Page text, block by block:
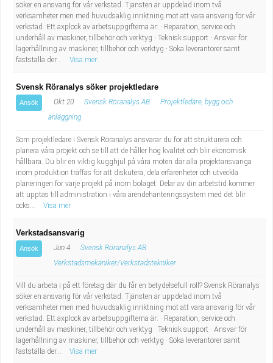
söker en ansvarig för vår verkstad. Tjänsten är uppdelad inom två
verksamheter men med huvudsaklig inriktning mot att vara ansvarig för vår
verkstad. Ett axplock av arbetsuppgifterna är: · Reparation, service och
underhåll av maskiner, tillbehör och verktyg · Teknisk support · Ansvar för
lagerhållning av maskiner, tillbehör och verktyg · Söka leverantörer samt
fastställa der...
Visa mer
Svensk Röranalys söker projektledare
Ansök Okt 20 Svensk Röranalys AB
Projektledare, bygg och
anläggning
Som projektledare i Svensk Röranalys ansvarar du för att strukturera och
planera våra projekt och se till att de håller hög kvalitet och blir ekonomisk
hållbara. Du blir en viktig kugghjul på våra möten där alla projektansvariga
inom produktion träffas för att diskutera, dela erfarenheter och utveckla
planeringen för varje projekt på inom bolaget. Delar av din arbetstid kommer
att upptas till administration i våra ärendehanteringssystem med det blir
ocks...
Visa mer
Verkstadsansvarig
Ansök Jun 4
Svensk Röranalys AB
Verkstadsmekaniker/Verkstadstekniker
Vill du arbeta i på ett företag där du får en betydelsefull roll? Svensk Röranalys
söker en ansvarig för vår verkstad. Tjänsten är uppdelad inom två
verksamheter men med huvudsaklig inriktning mot att vara ansvarig för vår
verkstad. Ett axplock av arbetsuppgifterna är: · Reparation, service och
underhåll av maskiner, tillbehör och verktyg · Teknisk support · Ansvar för
lagerhållning av maskiner, tillbehör och verktyg · Söka leverantörer samt
fastställa der...
Visa mer